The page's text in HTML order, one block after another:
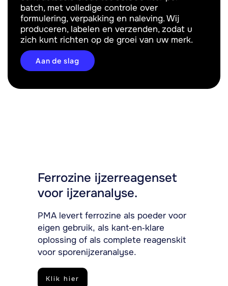
batch, met volledige controle over
formulering, verpakking en naleving. Wij
produceren, labelen en verzenden, zodat u
zich kunt richten op de groei van uw merk.
Aan de slag
Ferrozine ijzerreagenset
voor ijzeranalyse.
PMA levert ferrozine als poeder voor
eigen gebruik, als kant-en-klare
oplossing of als complete reagenskit
voor sporenijzeranalyse.
Klik hier